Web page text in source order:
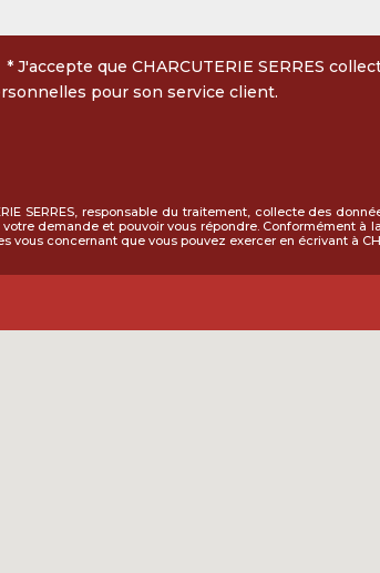
* J'accepte que CHARCUTERIE SERRES
pour son service client.
SERRES, responsable du traitement, collecte des
demande et pouvoir vous répondre. Conformément à
vous concernant que vous pouvez exercer en écrivant à